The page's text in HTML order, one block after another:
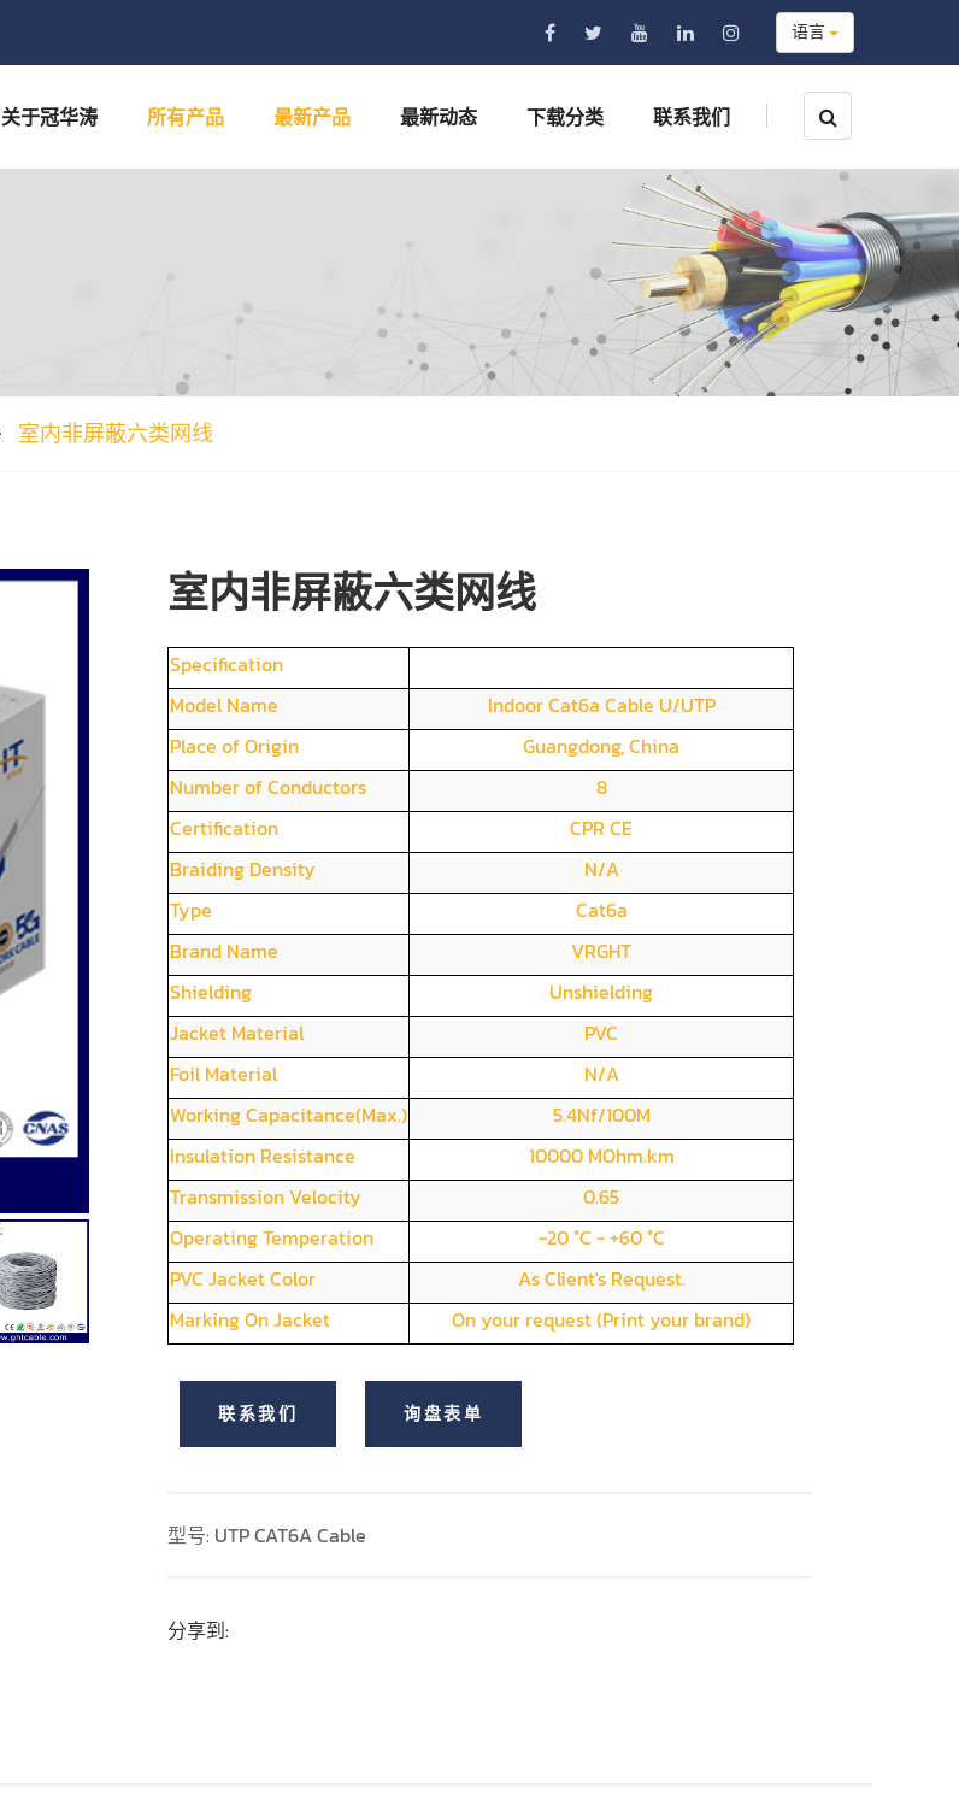
语言
关于冠华涛 所有产品 最新产品 最新动态 下载分类 联系我们
室内非屏蔽六类网线
室内非屏蔽六类网线
Specification
Model Name
Indoor Cat6a Cable U/UTP
Place of Origin
Guangdong, China
Number of Conductors
8
Certification
CPR CE
Braiding Density
N/A
Type
Cat6a
Brand Name
VRGHT
Shielding
Unshielding
Jacket Material
PVC
Foil Material
N/A
Working Capacitance(Max.)
5.4Nf/100M
Insulation Resistance
10000 MOhm.km
Transmission Velocity
0.65
Operating Temperation
-20 °C - +60 °C
PVC Jacket Color
As Client's Request.
Marking On Jacket
On your request (Print your brand)
联系我们 询盘表单
型号: UTP CAT6A Cable
分享到: